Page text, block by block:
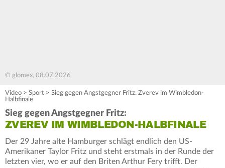
© glomex, 08.07.2026
Video > Sport > Sieg gegen Angstgegner Fritz: Zverev im Wimbledon-
Halbfinale
Sieg gegen Angstgegner Fritz:
ZVEREV IM WIMBLEDON-HALBFINALE
Der 29 Jahre alte Hamburger schlägt endlich den US-
Amerikaner Taylor Fritz und steht erstmals in der Runde der
letzten vier, wo er auf den Briten Arthur Fery trifft. Der